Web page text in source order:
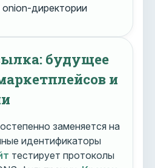
onion-директории
будущее
и
заменяется на
идентификаторы
тестирует протоколы